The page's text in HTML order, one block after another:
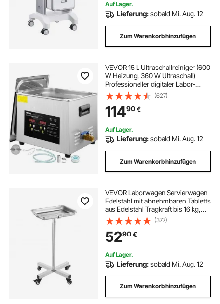
Auf Lager.
Lieferung:sobald Mi. Aug. 12
Zum Warenkorb hinzufügen
VEVOR 15 L Ultraschallreiniger (600
W Heizung, 360 W Ultraschall)
Professioneller digitaler Labor-
Ultraschall-Teilereiniger mit
Heizungstimer für die Reinigung
von Glaszahninstrumenten
(627)
11490€
Auf Lager.
Lieferung:sobald Mi. Aug. 12
Zum Warenkorb hinzufügen
VEVOR Laborwagen Servierwagen
Edelstahl mit abnehmbaren Tabletts
aus Edelstahl Tragkraft bis 16 kg,
einstellbare Höhe 64-101cm,
medizinisches Tablett für Spa Salon
Klinik Körperpflege Silber
(377)
5290€
Auf Lager.
Lieferung:sobald Mi. Aug. 12
Zum Warenkorb hinzufügen